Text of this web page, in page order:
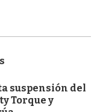
suspensión del
Torque y